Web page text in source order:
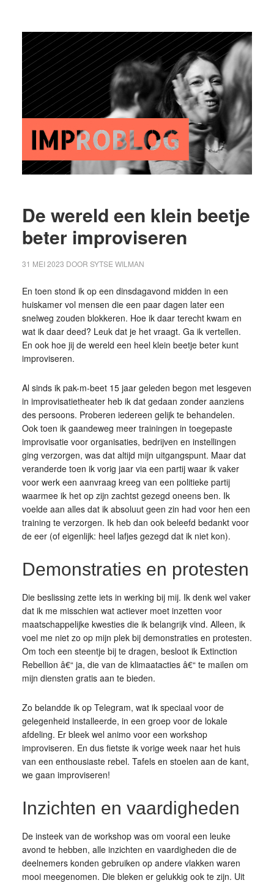
De wereld een klein beetje
beter improviseren
31 MEI 2023 DOOR SYTSE WILMAN
En toen stond ik op een dinsdagavond midden in een
huiskamer vol mensen die een paar dagen later een
snelweg zouden blokkeren. Hoe ik daar terecht kwam en
wat ik daar deed? Leuk dat je het vraagt. Ga ik vertellen.
En ook hoe jij de wereld een heel klein beetje beter kunt
improviseren.
Al sinds ik pak-m-beet 15 jaar geleden begon met lesgeven
in improvisatietheater heb ik dat gedaan zonder aanziens
des persoons. Proberen iedereen gelijk te behandelen.
Ook toen ik gaandeweg meer trainingen in toegepaste
improvisatie voor organisaties, bedrijven en instellingen
ging verzorgen, was dat altijd mijn uitgangspunt. Maar dat
veranderde toen ik vorig jaar via een partij waar ik vaker
voor werk een aanvraag kreeg van een politieke partij
waarmee ik het op zijn zachtst gezegd oneens ben. Ik
voelde aan alles dat ik absoluut geen zin had voor hen een
training te verzorgen. Ik heb dan ook beleefd bedankt voor
de eer (of eigenlijk: heel lafjes gezegd dat ik niet kon).
Demonstraties en protesten
Die beslissing zette iets in werking bij mij. Ik denk wel vaker
dat ik me misschien wat actiever moet inzetten voor
maatschappelijke kwesties die ik belangrijk vind. Alleen, ik
voel me niet zo op mijn plek bij demonstraties en protesten.
Om toch een steentje bij te dragen, besloot ik Extinction
Rebellion â€“ ja, die van de klimaatacties â€“ te mailen om
mijn diensten gratis aan te bieden.
Zo belandde ik op Telegram, wat ik speciaal voor de
gelegenheid installeerde, in een groep voor de lokale
afdeling. Er bleek wel animo voor een workshop
improviseren. En dus fietste ik vorige week naar het huis
van een enthousiaste rebel. Tafels en stoelen aan de kant,
we gaan improviseren!
Inzichten en vaardigheden
De insteek van de workshop was om vooral een leuke
avond te hebben, alle inzichten en vaardigheden die de
deelnemers konden gebruiken op andere vlakken waren
mooi meegenomen. Die bleken er gelukkig ook te zijn. Uit